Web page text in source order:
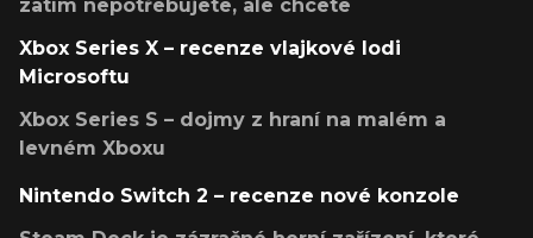
zatím nepotřebujete, ale chcete
Xbox Series X – recenze vlajkové lodi
Microsoftu
Xbox Series S – dojmy z hraní na malém a
levném Xboxu
Nintendo Switch 2 – recenze nové konzole